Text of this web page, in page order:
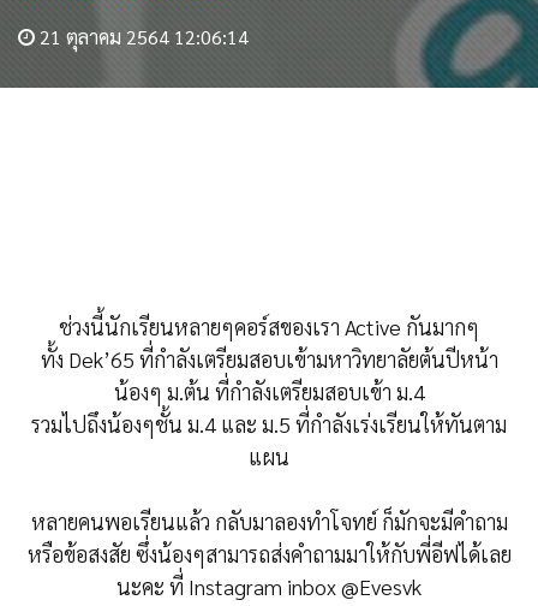
21 ตุลาคม 2564 12:06:14
ช่วงนี้นักเรียนหลายๆคอร์สของเรา Active กันมากๆ
ทั้ง Dek’65 ที่กำลังเตรียมสอบเข้ามหาวิทยาลัยต้นปีหน้า
น้องๆ ม.ต้น ที่กำลังเตรียมสอบเข้า ม.4
รวมไปถึงน้องๆชั้น ม.4 และ ม.5 ที่กำลังเร่งเรียนให้ทันตาม
แผน
หลายคนพอเรียนแล้ว กลับมาลองทำโจทย์ ก็มักจะมีคำถาม
หรือข้อสงสัย ซึ่งน้องๆสามารถส่งคำถามมาให้กับพี่อีฟได้เลย
นะคะ ที่ Instagram inbox @Evesvk